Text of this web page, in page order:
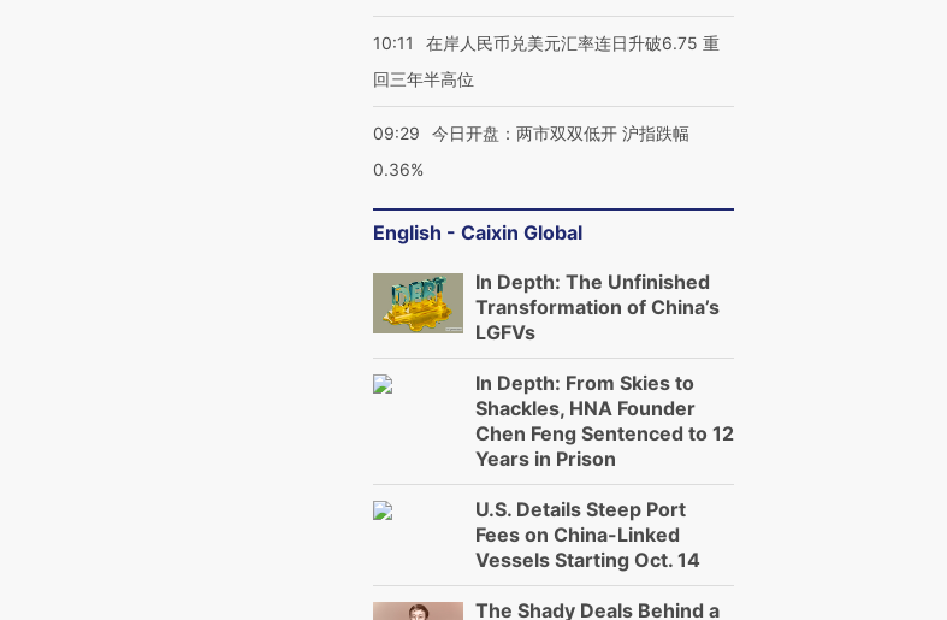
10:11
在岸人民币兑美元汇率连日升破6.75 重
回三年半高位
09:29
今日开盘：两市双双低开 沪指跌幅
0.36%
English - Caixin Global
In Depth: The Unfinished
Transformation of China’s
LGFVs
In Depth: From Skies to
Shackles, HNA Founder
Chen Feng Sentenced to 12
Years in Prison
U.S. Details Steep Port
Fees on China-Linked
Vessels Starting Oct. 14
The Shady Deals Behind a